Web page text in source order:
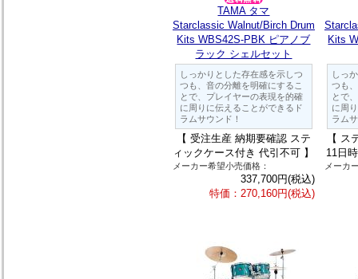
TAMA タマ
Starclassic Walnut/Birch Drum
Kits WBS42S-PBK ピアノブ
ラック シェルセット
しっかりとした存在感を示しつ
つも、音の分離を明確にするこ
とで、プレイヤーの表現を的確
に周りに伝えることができるド
ラムサウンド！
【 受注生産 納期要確認 ステ
ィックケース付き 代引不可 】
メーカー希望小売価格：
337,700円(税込)
特価：270,160円(税込)
Kits
しっ
つも
とで
に周
ラム
【
11日
メーカ